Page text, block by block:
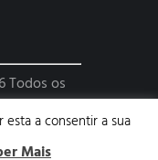
Todos os
a consentir a sua
Mais